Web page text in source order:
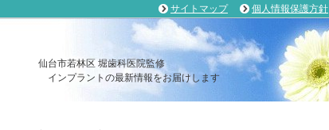
仙台市若林区 堀歯科医院監修
インプラントの最新情報をお届けします
サイトマップ 個人情報保護方針